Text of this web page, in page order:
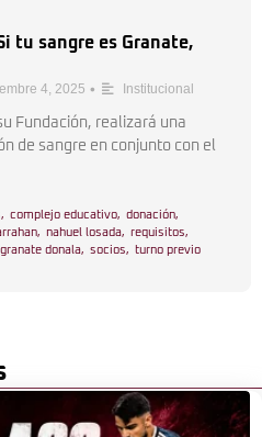
tu sangre es Granate,
4, 2025 • Institucional
Fundación, realizará una
de sangre en conjunto con el
, complejo educativo, donación,
, nahuel losada, requisitos,
donala, socios, turno previo